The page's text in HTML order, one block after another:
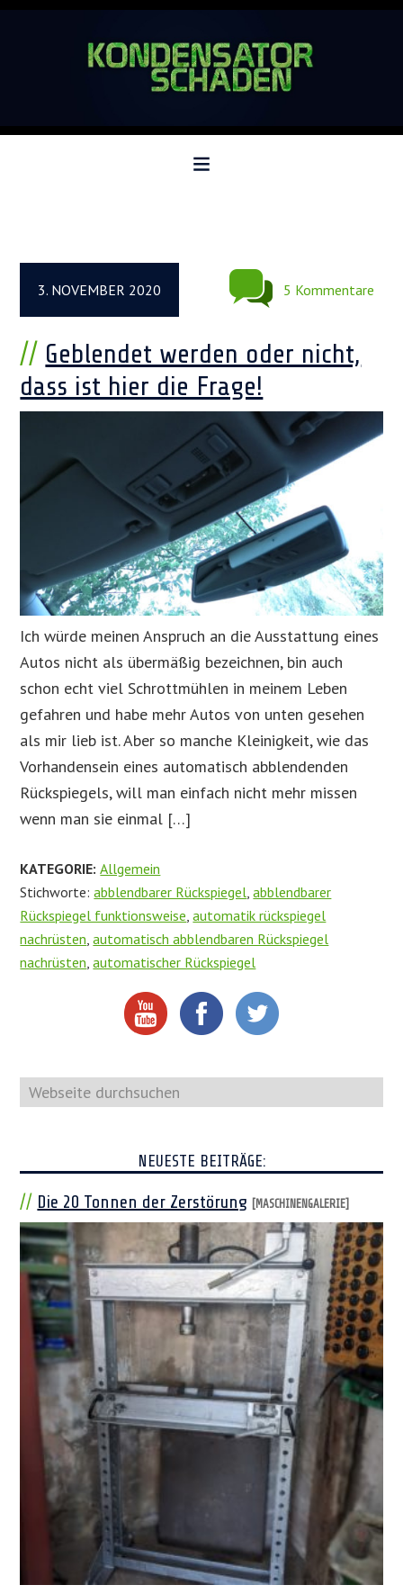
Hauptnavigation
3. NOVEMBER 2020 5 Kommentare
Geblendet werden oder nicht,
dass ist hier die Frage!
Ich würde meinen Anspruch an die Ausstattung eines
Autos nicht als übermäßig bezeichnen, bin auch
schon echt viel Schrottmühlen in meinem Leben
gefahren und habe mehr Autos von unten gesehen
als mir lieb ist. Aber so manche Kleinigkeit, wie das
Vorhandensein eines automatisch abblendenden
Rückspiegels, will man einfach nicht mehr missen
wenn man sie einmal […]
KATEGORIE:Allgemein
Stichworte:abblendbarer Rückspiegel ,abblendbarer
Rückspiegel funktionsweise ,automatik rückspiegel
nachrüsten ,automatisch abblendbaren Rückspiegel
nachrüsten ,automatischer Rückspiegel
Webseite
durchsuchen
NEUESTE BEITRÄGE:
Die 20 Tonnen der Zerstörung [MASCHINENGALERIE]